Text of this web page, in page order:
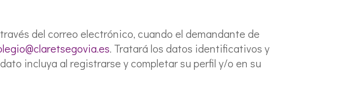
del correo electrónico, cuando el demandante de
. Tratará los datos identificativos y
incluya al registrarse y completar su perfil y/o en su